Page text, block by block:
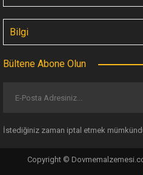
159,60 TL
185,25 TL
Bilgi
Bültene Abone Olun
İstediğiniz zaman iptal etmek
Copyright ©